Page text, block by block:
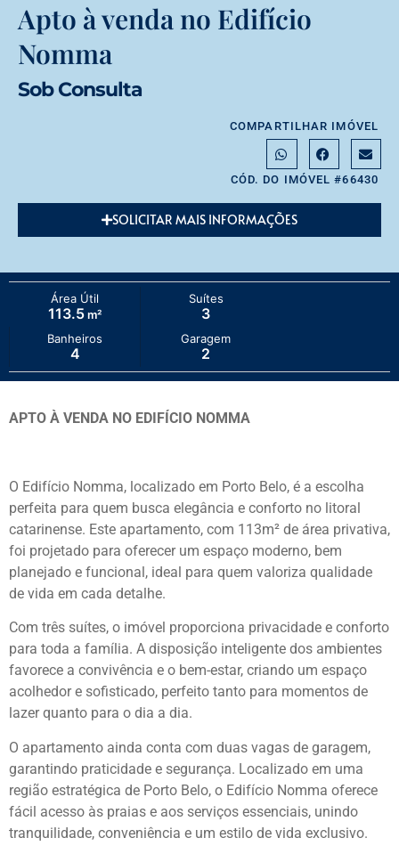
Apto à venda no Edifício
Nomma
Sob Consulta
COMPARTILHAR IMÓVEL
CÓD. DO IMÓVEL #66430
SOLICITAR MAIS INFORMAÇÕES
Área Útil
113.5m²
Suítes
3
Banheiros
4
Garagem
2
APTO À VENDA NO EDIFÍCIO NOMMA
O Edifício Nomma, localizado em Porto Belo, é a escolha
perfeita para quem busca elegância e conforto no litoral
catarinense. Este apartamento, com 113m² de área privativa,
foi projetado para oferecer um espaço moderno, bem
planejado e funcional, ideal para quem valoriza qualidade
de vida em cada detalhe.
Com três suítes, o imóvel proporciona privacidade e conforto
para toda a família. A disposição inteligente dos ambientes
favorece a convivência e o bem-estar, criando um espaço
acolhedor e sofisticado, perfeito tanto para momentos de
lazer quanto para o dia a dia.
O apartamento ainda conta com duas vagas de garagem,
garantindo praticidade e segurança. Localizado em uma
região estratégica de Porto Belo, o Edifício Nomma oferece
fácil acesso às praias e aos serviços essenciais, unindo
tranquilidade, conveniência e um estilo de vida exclusivo.